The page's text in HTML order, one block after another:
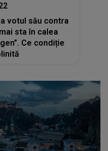
votul său contra
sta în calea
Ce condiție